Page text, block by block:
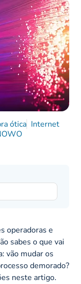
ótica Internet
operadoras e
sabes o que vai
vão mudar os
demorado?
neste artigo.